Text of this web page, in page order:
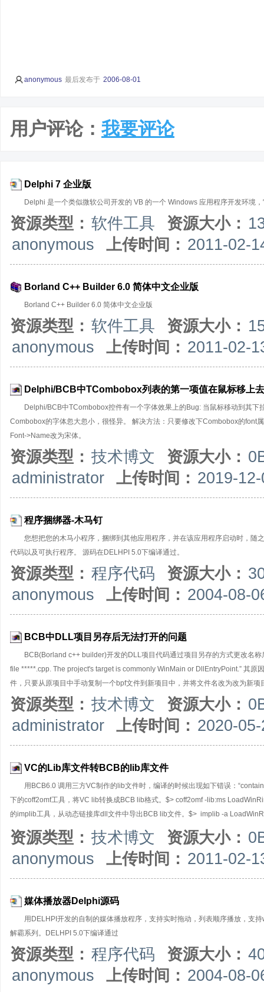
anonymous 最后发布于 2006-08-01
用户评论： 我要评论
Delphi 7 企业版
Delphi 是一个类似微软公司开发的 VB 的一个 Windows 应用程序开发环境
资源类型： 软件工具 资源大小：
anonymous
上传时间： 2011-02-
Borland C++ Builder 6.0 简体中文企业版
Borland C++ Builder 6.0 简体中文企业版
资源类型： 软件工具 资源大小：
anonymous
上传时间： 2011-02-
Delphi/BCB中TCombobox列表的第一项值在鼠标移上
Delphi/BCB中TCombobox控件有一个字体效果上的Bug: 当鼠标移动到其
Combobox的字体忽大忽小，很怪异。 解决方法：只要修改下Combobox的
Font->Name改为宋体。
资源类型： 技术博文 资源大小：
administrator
上传时间： 2019-
程序捆绑器-木马钉
您想把您的木马小程序，捆绑到其他应用程序，并在该应用程序启动时，
代码以及可执行程序。 源码在DELHPI 5.0下编译通过。
资源类型： 程序代码 资源大小：
anonymous
上传时间： 2004-08-
BCB中DLL项目另存后无法打开的问题
BCB(Borland c++ builder)开发的DLL项目代码通过项目另存的方式更改名
file *****.cpp. The project's target is commonly WinMain or DllEntryPoint.” 其
件，只要从原项目中手动复制一个bpf文件到新项目中，并将文件名改为改为新项
资源类型： 技术博文 资源大小：
administrator
上传时间： 2020-
VC的Lib库文件转BCB的lib库文件
用BCB6.0 调用三方VC制作的lib文件时，编译的时候出现如下错误：
下的coff2omf工具，将VC lib转换成BCB lib格式。$> coff2omf -lib:ms
的implib工具，从动态链接库dll文件中导出BCB lib文件。$> implib -a
Windows系统提供的lib.exe命令，而是要用bcb提供的tlib命令，两都打包出来
资源类型： 技术博文 资源大小：
anonymous
上传时间： 2011-02-
媒体播放器Delphi源码
用DELHPI开发的自制的媒体播放程序，支持实时拖动，列表顺序播放，支
解霸系列。DELHPI 5.0下编译通过
资源类型： 程序代码 资源大小：
anonymous
上传时间： 2004-08-